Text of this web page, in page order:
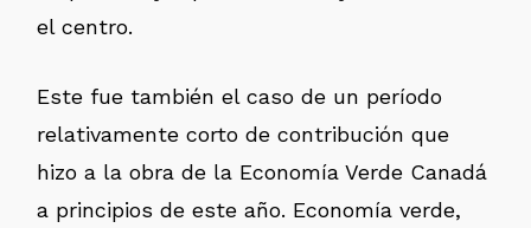
el centro.
Este fue también el caso de un período
relativamente corto de contribución que
hizo a la obra de la Economía Verde Canadá
a principios de este año. Economía verde,